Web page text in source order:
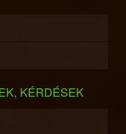
KÉRDÉSEK